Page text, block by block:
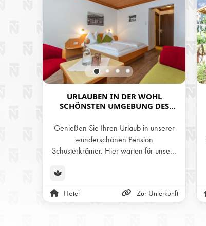
URLAUBEN IN DER WOHL
SCHÖNSTEN UMGEBUNG DES
SCHUSTERKRÄMER IN MARIA ALM
Genießen Sie Ihren Urlaub in unserer
wunderschönen Pension
Schusterkrämer. Hier warten für unsere
persönliche Appartements, die Platz für
bis zu 6 Personen bieten.
Hotel Zur Unterkunft